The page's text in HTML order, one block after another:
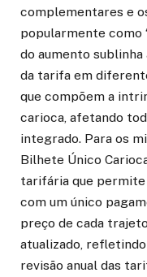
complementares e
popularmente como
do aumento
da tarifa em
que compõem a
carioca, afetando
integrado. Para os
Bilhete Único
tarifária que
com um único
preço de cada
atualizado,
revisão anual das